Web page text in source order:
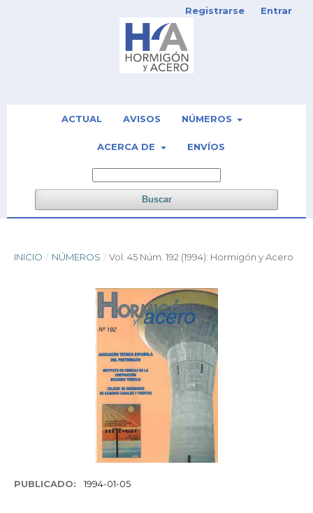
ACTUAL AVISOS NÚMEROS
ACERCA DE ENVÍOS
Buscar
Registrarse Entrar
INICIO / NÚMEROS / Vol. 45 Núm. 192 (1994): Hormigón y Acero
PUBLICADO: 1994-01-05